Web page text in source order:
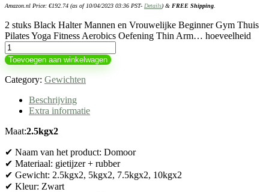
Amazon.nl Price: €192.74 (as of 10/04/2023 03:36 PST- Details) & FREE Shipping
2 stuks Black Halter Mannen en Vrouwelijke Beginner Gym Thuis
Pilates Yoga Fitness Aerobics Oefening Thin Arm… hoeveelheid
Toevoegen aan winkelwagen
Category: Gewichten
Beschrijving
Extra informatie
Maat:2.5kgx2
✔ Naam van het product: Domoor
✔ Materiaal: gietijzer + rubber
✔ Gewicht: 2.5kgx2, 5kgx2, 7.5kgx2, 10kgx2
✔ Kleur: Zwart